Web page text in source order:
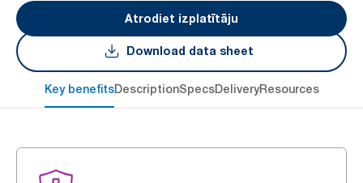
Atrodiet izplatītāju
Download data sheet
Key benefitsDescriptionSpecsDeliveryResources